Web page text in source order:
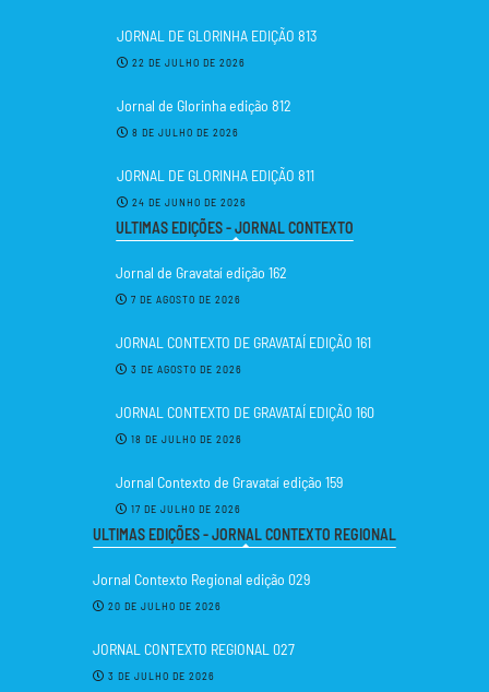
JORNAL DE GLORINHA EDIÇÃO 813
22 DE JULHO DE 2026
Jornal de Glorinha edição 812
8 DE JULHO DE 2026
JORNAL DE GLORINHA EDIÇÃO 811
24 DE JUNHO DE 2026
ULTIMAS EDIÇÕES - JORNAL CONTEXTO
Jornal de Gravataí edição 162
7 DE AGOSTO DE 2026
JORNAL CONTEXTO DE GRAVATAÍ EDIÇÃO 161
3 DE AGOSTO DE 2026
JORNAL CONTEXTO DE GRAVATAÍ EDIÇÃO 160
18 DE JULHO DE 2026
Jornal Contexto de Gravataí edição 159
17 DE JULHO DE 2026
ULTIMAS EDIÇÕES - JORNAL CONTEXTO REGIONAL
Jornal Contexto Regional edição 029
20 DE JULHO DE 2026
JORNAL CONTEXTO REGIONAL 027
3 DE JULHO DE 2026